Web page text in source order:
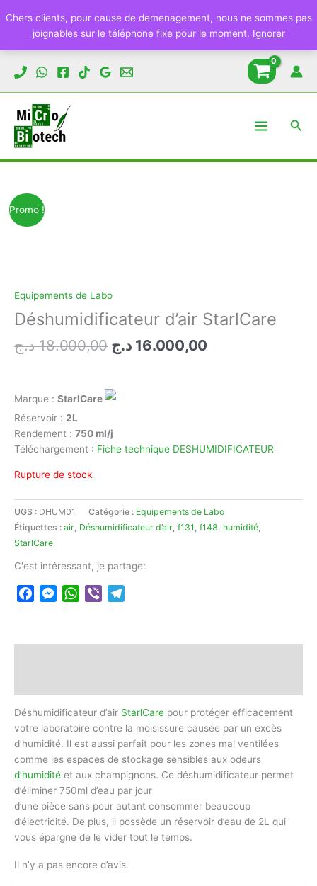
Chers clients, pour cause de demenagement, nous ne sommes pas
joignables sur le téléphone fixe pour le moment. Ignorer
Promo !
Equipements de Labo
Déshumidificateur d’air StarlCare
18.000,00 د.ج
Le
prix
était :
16.000,00 د.ج
Marque : StarlCare
Réservoir : 2L
Rendement : 750 ml/j
Téléchargement : Fiche technique DESHUMIDIFICATEUR
Rupture de stock
UGS : DHUM01 Catégorie : Equipements de Labo
Étiquettes : air Déshumidificateur d’air f131 f148 humidité
StarlCare
C'est intéressant, je partage:
FacebookMessenger
WhatsApp
Viber
Déshumidificateur d’air StarlCare pour protéger efficacement
votre laboratoire contre la moisissure causée par un excès
d’humidité. Il est aussi parfait pour les zones mal ventilées
comme les espaces de stockage sensibles aux odeurs
d’humidité et aux champignons. Ce déshumidificateur permet
d’éliminer 750ml d’eau par jour
d’une pièce sans pour autant consommer beaucoup
d’électricité. De plus, il possède un réservoir d’eau de 2L qui
vous épargne de le vider tout le temps.
Il n’y a pas encore d’avis.